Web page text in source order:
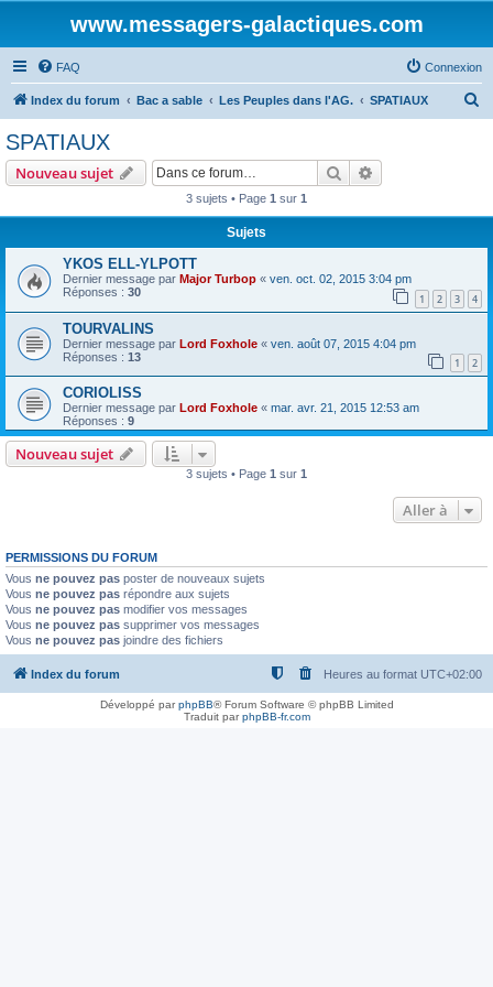
www.messagers-galactiques.com
FAQ Connexion
Index du forum Bac a sable Les Peuples dans l'AG. SPATIAUX
e
SPATIAUX
Nouveau sujet Rechercher
3 sujets • Page 1 sur 1
Sujets
YKOS ELL-YLPOTT
Dernier message par Major Turbop « ven. oct. 02, 2015 3:04 pm
Réponses : 30 1 2 3 4
TOURVALINS
Dernier message par Lord Foxhole « ven. août 07, 2015 4:04 pm
Réponses : 13 1 2
CORIOLISS
Dernier message par Lord Foxhole « mar. avr. 21, 2015 12:53 am
Réponses : 9
Nouveau sujet
3 sujets • Page 1 sur 1
Aller à
PERMISSIONS DU FORUM
Vous ne pouvez pas poster de nouveaux sujets
Vous ne pouvez pas répondre aux sujets
Vous ne pouvez pas modifier vos messages
Vous ne pouvez pas supprimer vos messages
Vous ne pouvez pas joindre des fichiers
Index du forum Heures au format UTC+02:00
Développé parphpBB® Forum Software © phpBB Limited
Traduit parphpBB-fr.com